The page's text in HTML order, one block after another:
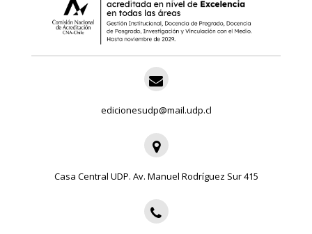
edicionesudp@mail.udp.cl
Casa Central UDP. Av. Manuel Rodríguez Sur 415